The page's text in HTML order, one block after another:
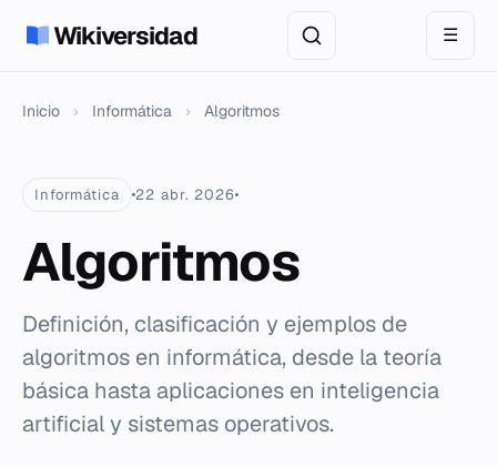
Wikiversidad ☰
Inicio › Informática › Algoritmos
Informática 22 abr. 2026
Algoritmos
Definición, clasificación y ejemplos de
algoritmos en informática, desde la teoría
básica hasta aplicaciones en inteligencia
artificial y sistemas operativos.